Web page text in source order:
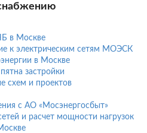
в Москве
к электрическим сетям МОЭСК
в Москве
застройки
схем и проектов
с АО «Мосэнергосбыт»
и расчет мощности нагрузок